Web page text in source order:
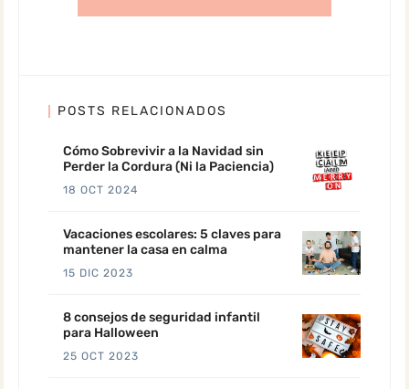
POSTS RELACIONADOS
Cómo Sobrevivir a la Navidad sin
Perder la Cordura (Ni la Paciencia)
18 OCT 2024
Vacaciones escolares: 5 claves para
mantener la casa en calma
15 DIC 2023
8 consejos de seguridad infantil
para Halloween
25 OCT 2023